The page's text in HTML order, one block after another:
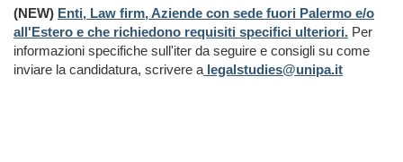
(NEW) Enti, Law firm, Aziende con sede fuori Palermo e/o
all'Estero e che richiedono requisiti specifici ulteriori. Per
informazioni specifiche sull'iter da seguire e consigli su come
inviare la candidatura, scrivere alegalstudies@unipa.it